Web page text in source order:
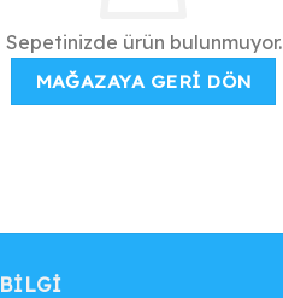
Sepetinizde ürün bulunmuyor.
MAĞAZAYA GERI DÖN
BILGI